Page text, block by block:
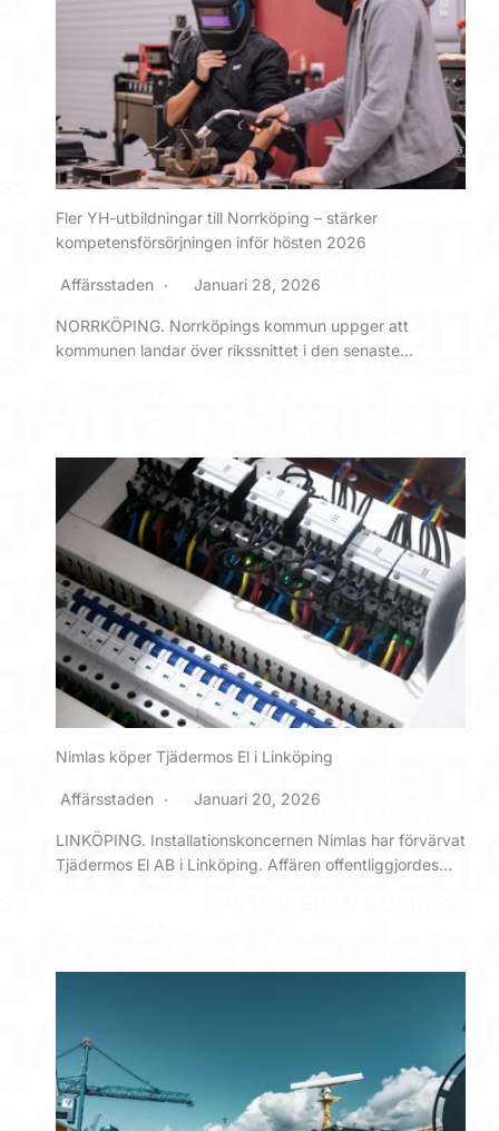
Fler YH-utbildningar till Norrköping – stärker
kompetensförsörjningen inför hösten 2026
Affärsstaden Januari 28, 2026
NORRKÖPING. Norrköpings kommun uppger att
kommunen landar över rikssnittet i den senaste…
Nimlas köper Tjädermos El i Linköping
Affärsstaden Januari 20, 2026
LINKÖPING. Installationskoncernen Nimlas har förvärvat
Tjädermos El AB i Linköping. Affären offentliggjordes…